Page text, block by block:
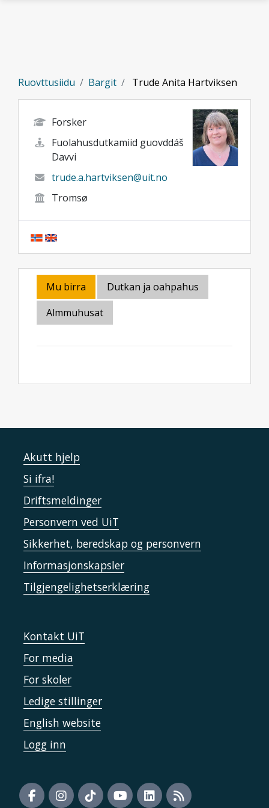
Ruovttusiidu Bargit Trude Anita Hartviksen
Forsker
Fuolahusdutkamiid guovddáš
Davvi
trude.a.hartviksen@uit.no
Tromsø
Mu birra
Dutkan ja oahpahus
Almmuhusat
Akutt hjelp
Si ifra!
Driftsmeldinger
Personvern ved UiT
Sikkerhet, beredskap og personvern
Informasjonskapsler
Tilgjengelighetserklæring
Kontakt UiT
For media
For skoler
Ledige stillinger
English website
Logg inn